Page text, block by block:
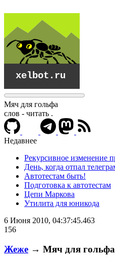
Мяч для гольфа
слов - читать .
Недавнее
Рекурсивное изменение
День, когда отпал
Автотестам быть!
Подготовка к автотестам
Цепи Маркова
Утилита для юникода
6 Июня 2010, 04:37:45.463
156
Жеже → Мяч для гольфа